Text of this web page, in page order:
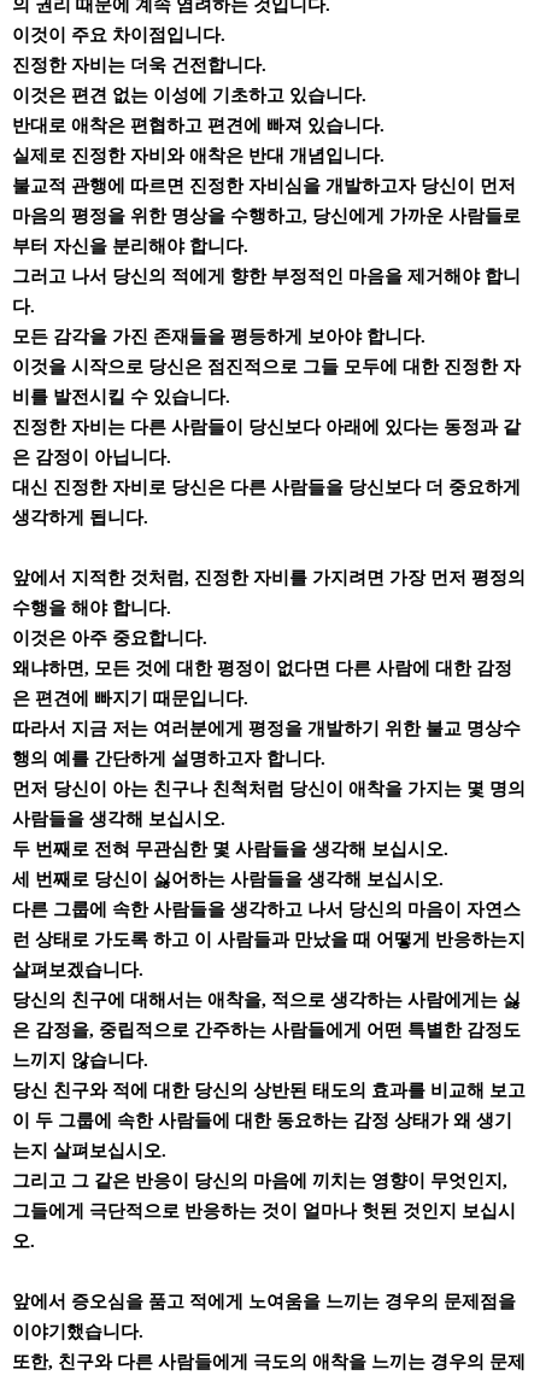
의 권리 때문에 계속 염려하는 것입니다.
이것이 주요 차이점입니다.
진정한 자비는 더욱 건전합니다.
이것은 편견 없는 이성에 기초하고 있습니다.
반대로 애착은 편협하고 편견에 빠져 있습니다.
실제로 진정한 자비와 애착은 반대 개념입니다.
불교적 관행에 따르면 진정한 자비심을 개발하고자 당신이 먼저
마음의 평정을 위한 명상을 수행하고, 당신에게 가까운 사람들로
부터 자신을 분리해야 합니다.
그러고 나서 당신의 적에게 향한 부정적인 마음을 제거해야 합니
다.
모든 감각을 가진 존재들을 평등하게 보아야 합니다.
이것을 시작으로 당신은 점진적으로 그들 모두에 대한 진정한 자
비를 발전시킬 수 있습니다.
진정한 자비는 다른 사람들이 당신보다 아래에 있다는 동정과 같
은 감정이 아닙니다.
대신 진정한 자비로 당신은 다른 사람들을 당신보다 더 중요하게
생각하게 됩니다.
앞에서 지적한 것처럼, 진정한 자비를 가지려면 가장 먼저 평정의
수행을 해야 합니다.
이것은 아주 중요합니다.
왜냐하면, 모든 것에 대한 평정이 없다면 다른 사람에 대한 감정
은 편견에 빠지기 때문입니다.
따라서 지금 저는 여러분에게 평정을 개발하기 위한 불교 명상수
행의 예를 간단하게 설명하고자 합니다.
먼저 당신이 아는 친구나 친척처럼 당신이 애착을 가지는 몇 명의
사람들을 생각해 보십시오.
두 번째로 전혀 무관심한 몇 사람들을 생각해 보십시오.
세 번째로 당신이 싫어하는 사람들을 생각해 보십시오.
다른 그룹에 속한 사람들을 생각하고 나서 당신의 마음이 자연스
런 상태로 가도록 하고 이 사람들과 만났을 때 어떻게 반응하는지
살펴보겠습니다.
당신의 친구에 대해서는 애착을, 적으로 생각하는 사람에게는 싫
은 감정을, 중립적으로 간주하는 사람들에게 어떤 특별한 감정도
느끼지 않습니다.
당신 친구와 적에 대한 당신의 상반된 태도의 효과를 비교해 보고
이 두 그룹에 속한 사람들에 대한 동요하는 감정 상태가 왜 생기
는지 살펴보십시오.
그리고 그 같은 반응이 당신의 마음에 끼치는 영향이 무엇인지,
그들에게 극단적으로 반응하는 것이 얼마나 헛된 것인지 보십시
오.
앞에서 증오심을 품고 적에게 노여움을 느끼는 경우의 문제점을
이야기했습니다.
또한, 친구와 다른 사람들에게 극도의 애착을 느끼는 경우의 문제